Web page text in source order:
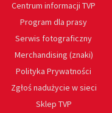
Centrum informacji TVP
Program dla prasy
Serwis fotograficzny
Merchandising (znaki)
Polityka Prywatności
Zgłoś nadużycie w sieci
Sklep TVP